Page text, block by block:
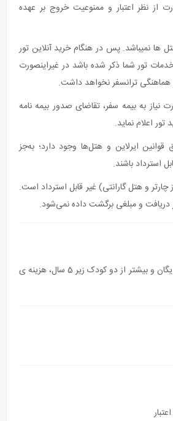
از نظر اعتبار و ممنوعیت خروج بر عهده
ها نمیباشد. پس در هنگام خرید آنلاین تور
تور شما ذکر شده باشد در غیراینصورت
هماهنگی ترانسفر نخواهد داشت.
نیاز به بیمه سفر، تقاضای صدور بیمه نامه
اعلام نماید.
قوانین ایرلاین و هتل‌ها وجود دارد؛ به‌جز
استرداد باشند.
چارتر و هتل گارانتی) غیر قابل استرداد است.
دریافت و مبلغی برگشت داده نمی‌شود.
یک کودک زیر 5 سال رایگان و بیشتر از دو کودک زیر 5 سال، هزینه ی